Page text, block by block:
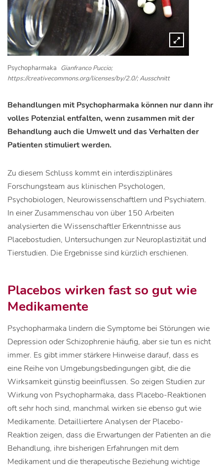
Psychopharmaka Gianfranco Puccio;
https://creativecommons.org/licenses/by/2.0/; Ausschnitt
Behandlungen mit Psychopharmaka können nur dann ihr
volles Potenzial entfalten, wenn zusammen mit der
Behandlung auch die Umwelt und das Verhalten der
Patienten stimuliert werden.
Zu diesem Schluss kommt ein interdisziplinäres
Forschungsteam aus klinischen Psychologen,
Psychobiologen, Neurowissenschaftlern und Psychiatern.
In einer Zusammenschau von über 150 Arbeiten
analysierten die Wissenschaftler Erkenntnisse aus
Placebostudien, Untersuchungen zur Neuroplastizität und
Tierstudien. Die Ergebnisse sind kürzlich erschienen.
Placebos wirken fast so gut wie
Medikamente
Psychopharmaka lindern die Symptome bei Störungen wie
Depression oder Schizophrenie häufig, aber sie tun es nicht
immer. Es gibt immer stärkere Hinweise darauf, dass es
eine Reihe von Umgebungsbedingungen gibt, die die
Wirksamkeit günstig beeinflussen. So zeigen Studien zur
Wirkung von Psychopharmaka, dass Placebo-Reaktionen
oft sehr hoch sind, manchmal wirken sie ebenso gut wie
Medikamente. Detailliertere Analysen der Placebo-
Reaktion zeigen, dass die Erwartungen der Patienten an die
Behandlung, ihre bisherigen Erfahrungen mit dem
Medikament und die therapeutische Beziehung wichtige